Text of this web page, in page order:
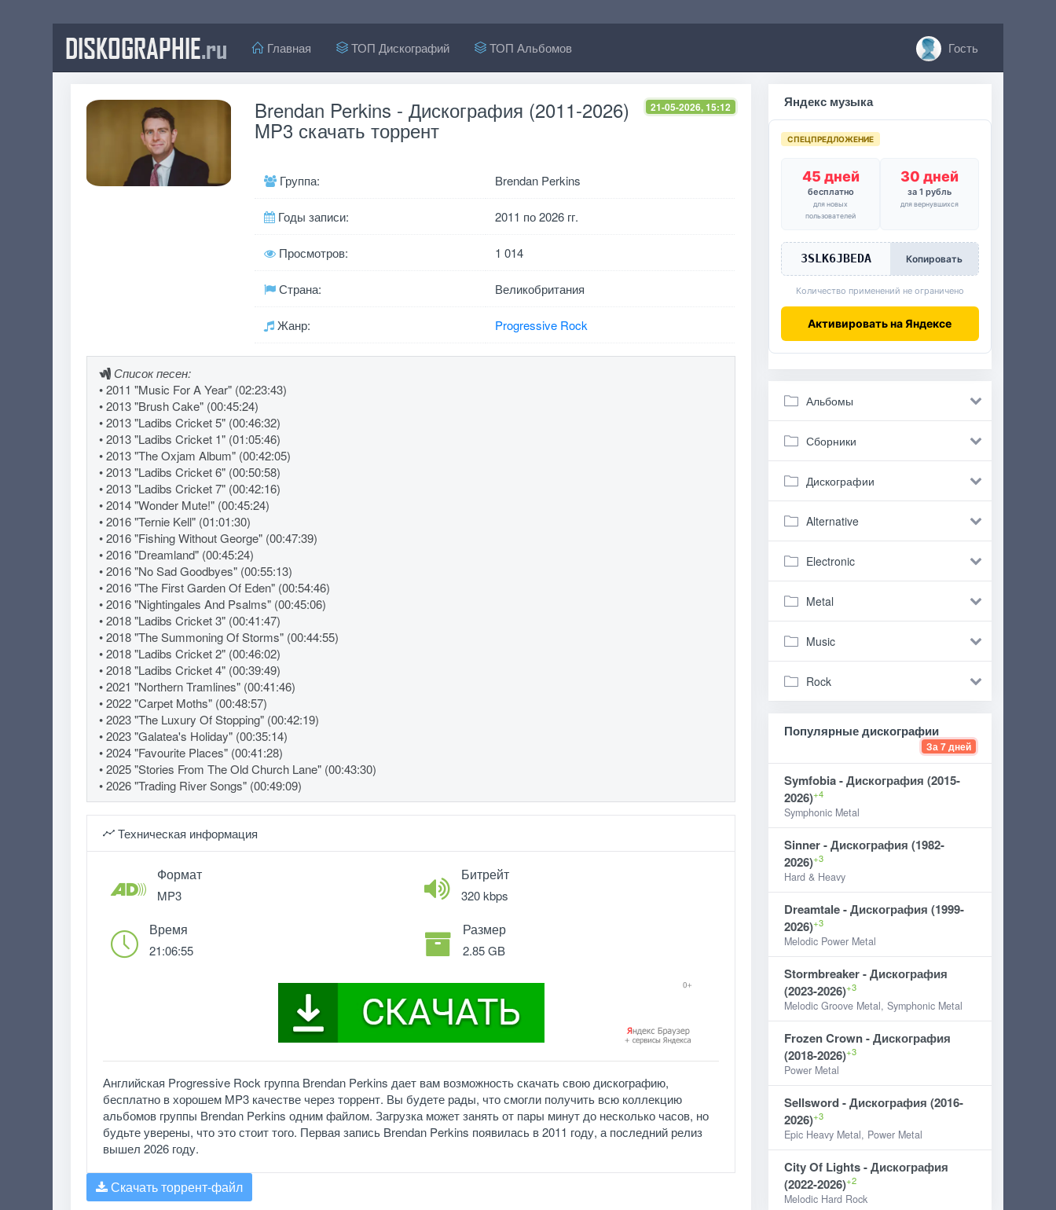
DISKOGRAPHIE.ru Главная ТОП Дискографий ТОП Альбомов Гость
21-05-2026, 15:12
Brendan Perkins - Дискография (2011-2026)
MP3 скачать торрент
Группа: Brendan Perkins
Годы записи: 2011 по 2026 гг.
Просмотров: 1 014
Страна: Великобритания
Жанр: Progressive Rock
Список песен:
• 2011 "Music For A Year" (02:23:43)
• 2013 "Brush Cake" (00:45:24)
• 2013 "Ladibs Cricket 5" (00:46:32)
• 2013 "Ladibs Cricket 1" (01:05:46)
• 2013 "The Oxjam Album" (00:42:05)
• 2013 "Ladibs Cricket 6" (00:50:58)
• 2013 "Ladibs Cricket 7" (00:42:16)
• 2014 "Wonder Mute!" (00:45:24)
• 2016 "Ternie Kell" (01:01:30)
• 2016 "Fishing Without George" (00:47:39)
• 2016 "Dreamland" (00:45:24)
• 2016 "No Sad Goodbyes" (00:55:13)
• 2016 "The First Garden Of Eden" (00:54:46)
• 2016 "Nightingales And Psalms" (00:45:06)
• 2018 "Ladibs Cricket 3" (00:41:47)
• 2018 "The Summoning Of Storms" (00:44:55)
• 2018 "Ladibs Cricket 2" (00:46:02)
• 2018 "Ladibs Cricket 4" (00:39:49)
• 2021 "Northern Tramlines" (00:41:46)
• 2022 "Carpet Moths" (00:48:57)
• 2023 "The Luxury Of Stopping" (00:42:19)
• 2023 "Galatea's Holiday" (00:35:14)
• 2024 "Favourite Places" (00:41:28)
• 2025 "Stories From The Old Church Lane" (00:43:30)
• 2026 "Trading River Songs" (00:49:09)
Техническая информация
Формат
MP3
Битрейт
320 kbps
Время
21:06:55
Размер
2.85 GB
Английская Progressive Rock группа Brendan Perkins дает вам возможность скачать свою дискографию,
бесплатно в хорошем MP3 качестве через торрент. Вы будете рады, что смогли получить всю коллекцию
альбомов группы Brendan Perkins одним файлом. Загрузка может занять от пары минут до несколько часов, но
будьте уверены, что это стоит того. Первая запись Brendan Perkins появилась в 2011 году, а последний релиз
вышел 2026 году.
Скачать торрент-файл
Яндекс музыка
СПЕЦПРЕДЛОЖЕНИЕ
45 дней
бесплатно
для новых
пользователей
30 дней
за 1 рубль
для вернувшихся
3SLK6JBEDA Копировать
Количество применений не ограничено
Активировать на Яндексе
Альбомы
Сборники
Дискографии
Alternative
Electronic
Metal
Music
Rock
Популярные дискографии
За 7 дней
Symfobia - Дискография (2015-
2026)+4
Symphonic Metal
Sinner - Дискография (1982-
2026)+3
Hard & Heavy
Dreamtale - Дискография (1999-
2026)+3
Melodic Power Metal
Stormbreaker - Дискография
(2023-2026)+3
Melodic Groove Metal, Symphonic Metal
Frozen Crown - Дискография
(2018-2026)+3
Power Metal
Sellsword - Дискография (2016-
2026)+3
Epic Heavy Metal, Power Metal
City Of Lights - Дискография
(2022-2026)+2
Melodic Hard Rock